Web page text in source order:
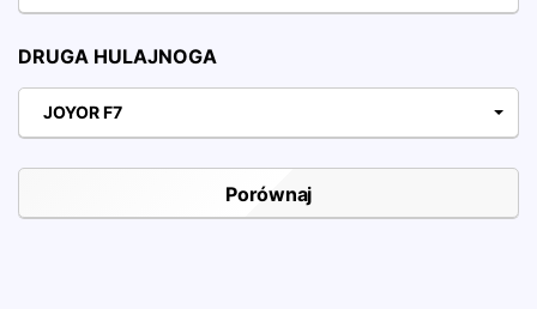
DRUGA HULAJNOGA
JOYOR F7